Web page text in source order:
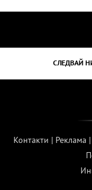
СЛЕДВАЙ
Контакти | Реклама |